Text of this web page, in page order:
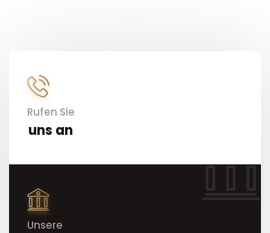
Rufen Sie
uns an
Unsere